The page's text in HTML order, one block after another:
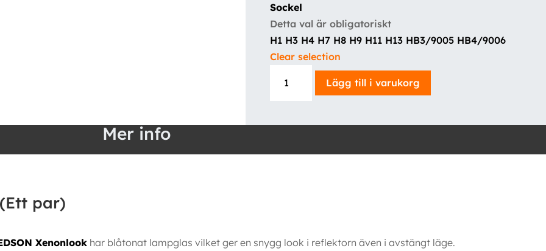
Sockel
Detta val är obligatoriskt
H1 H3 H4 H7 H8 H9 H11 H13 HB3/9005 HB4/9006
Clear selection
Xenonlook
Halogen
mängd
Lägg till i varukorg
Mer info
par)
Xenonlook har blåtonat lampglas vilket ger en snygg look i reflektorn även i avstängt läge.